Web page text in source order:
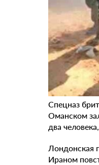
Спецназ
Оманском
два
Лондонская
Ираном